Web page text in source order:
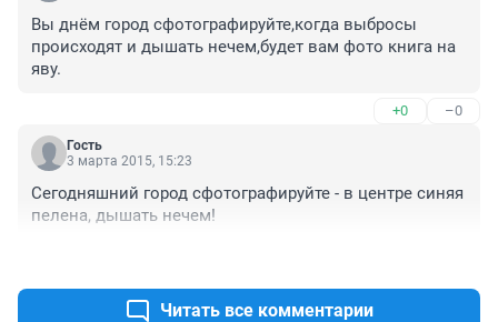
Вы днём город сфотографируйте,когда выбросы
происходят и дышать нечем,будет вам фото книга на
яву.
+0 –0
Гость
3 марта 2015, 15:23
Сегодняшний город сфотографируйте - в центре синяя
пелена, дышать нечем!
Читать все комментарии